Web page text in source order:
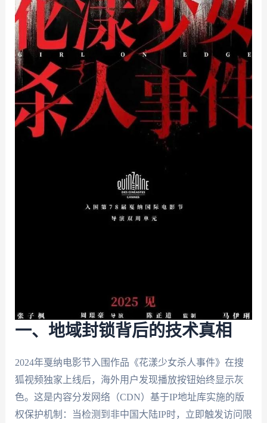
一、地域封锁背后的技术真相
2024年戛纳电影节入围作品《花漾少女杀人事件》在搜
狐视频独家上线后，海外用户发现播放按钮始终显示灰
色。这是内容分发网络（CDN）基于IP地址库实施的版
权保护机制：当检测到非中国大陆IP时，立即触发访问限